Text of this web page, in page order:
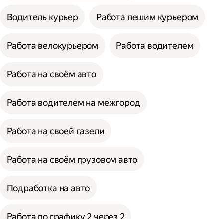
Водитель курьер Работа пешим курьером
Работа велокурьером Работа водителем
Работа на своём авто
Работа водителем на межгород
Работа на своей газели
Работа на своём грузовом авто
Подработка на авто
Работа по графику 2 через 2